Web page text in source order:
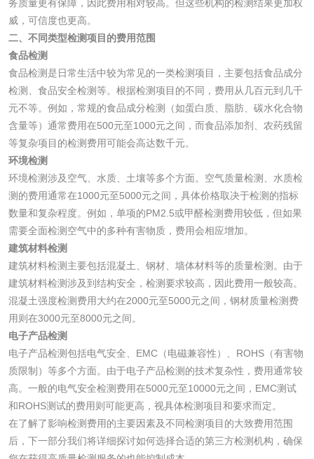
务质量更有保障，因此费用相对较高。但这些机构的检测结果更加权
威，可信度也更高。
二、不同类型检测项目的费用范围
食品检测
食品检测是日常生活中较为常见的一类检测项目，主要包括食品成分
检测、食品安全检测等。根据检测项目的不同，费用从几百元到几千
元不等。例如，常规的食品成分检测（如蛋白质、脂肪、碳水化合物
含量等）通常费用在500元至1000元之间，而食品添加剂、农药残留
等复杂项目的检测费用可能会高达数千元。
环境检测
环境检测涉及空气、水质、土壤等多个方面。空气质量检测、水质检
测的费用通常在1000元至5000元之间，具体价格取决于检测的指标
数量和复杂程度。例如，单项的PM2.5或甲醛检测费用较低，但如果
需要全面检测空气中的多种有害物质，费用会相应增加。
建筑材料检测
建筑材料检测主要包括混凝土、钢材、墙体材料等的质量检测。由于
建筑材料检测涉及到结构安全，检测要求较高，因此费用一般较高。
混凝土强度检测费用大约在2000元至5000元之间，钢材质量检测费
用则在3000元至8000元之间。
电子产品检测
电子产品检测包括电气安全、EMC（电磁兼容性）、ROHS（有害物
质限制）等多个方面。由于电子产品检测的技术复杂性，费用通常较
高。一般的电气安全检测费用在5000元至10000元之间，EMC测试
和ROHS测试的费用则可能更高，视具体检测项目和要求而定。
在了解了影响检测费用的主要因素及不同检测项目的大致费用范围
后，下一部分我们将详细探讨如何选择合适的第三方检测机构，确保
工业用氯化铵检测
颜料油墨
油墨检测 凹版油墨和柔印油
墨检测
陶瓷颜料检测
油墨成分分析
测
水性印刷油墨检测
油品检测 润滑油检测
生物柴油检测 生物质燃料检测
防冻液检测